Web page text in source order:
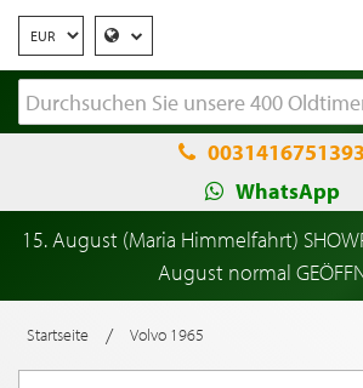
0031416751393
WhatsApp
15. August (Maria Himmelfahrt)
August normal
Startseite / Volvo 1965